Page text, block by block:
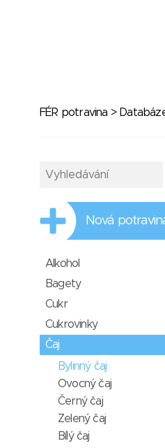
FÉR potravina >
Nová
Alkohol
Bagety
Cukr
Cukrovinky
Čaj
Bylinný čaj
Ovocný čaj
Černý čaj
Zelený čaj
Bílý čaj